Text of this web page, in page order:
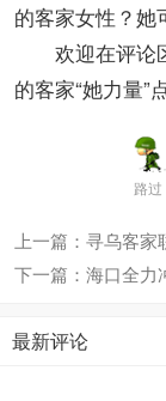
的客家女性？她
欢迎在评论
的客家“她力量”
路过
上一篇：寻乌客家
下一篇：海口全力
最新评论